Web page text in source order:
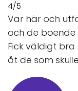
4/5
Var här och
och de
Fick väldigt
åt de som